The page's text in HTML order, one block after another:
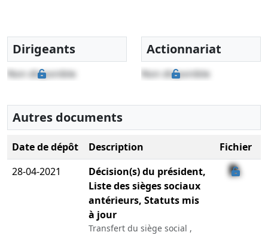
Dirigeants
Non disponible
Actionnariat
Non disponible
Autres documents
Date de dépôt Description
Fichier
28-04-2021
Décision(s) du président,
Liste des sièges sociaux
antérieurs, Statuts mis
à jour
Transfert du siège social ,